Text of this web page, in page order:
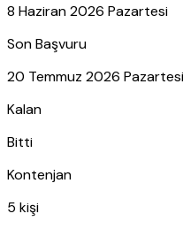
8 Haziran 2026 Pazartesi
Son Başvuru
20 Temmuz 2026 Pazartesi
Kalan
Bitti
Kontenjan
5 kişi